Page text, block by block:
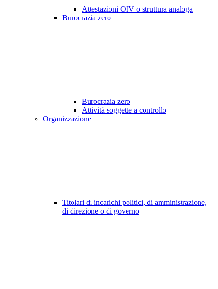
Attestazioni OIV o struttura analoga
Burocrazia zero
Burocrazia zero
Attività soggette a controllo
Organizzazione
Titolari di incarichi politici, di amministrazione,
di direzione o di governo